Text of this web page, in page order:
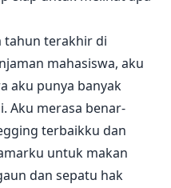
tahun terakhir di
mahasiswa, aku
aku punya banyak
Aku merasa benar-
terbaikku dan
untuk makan
dan sepatu hak